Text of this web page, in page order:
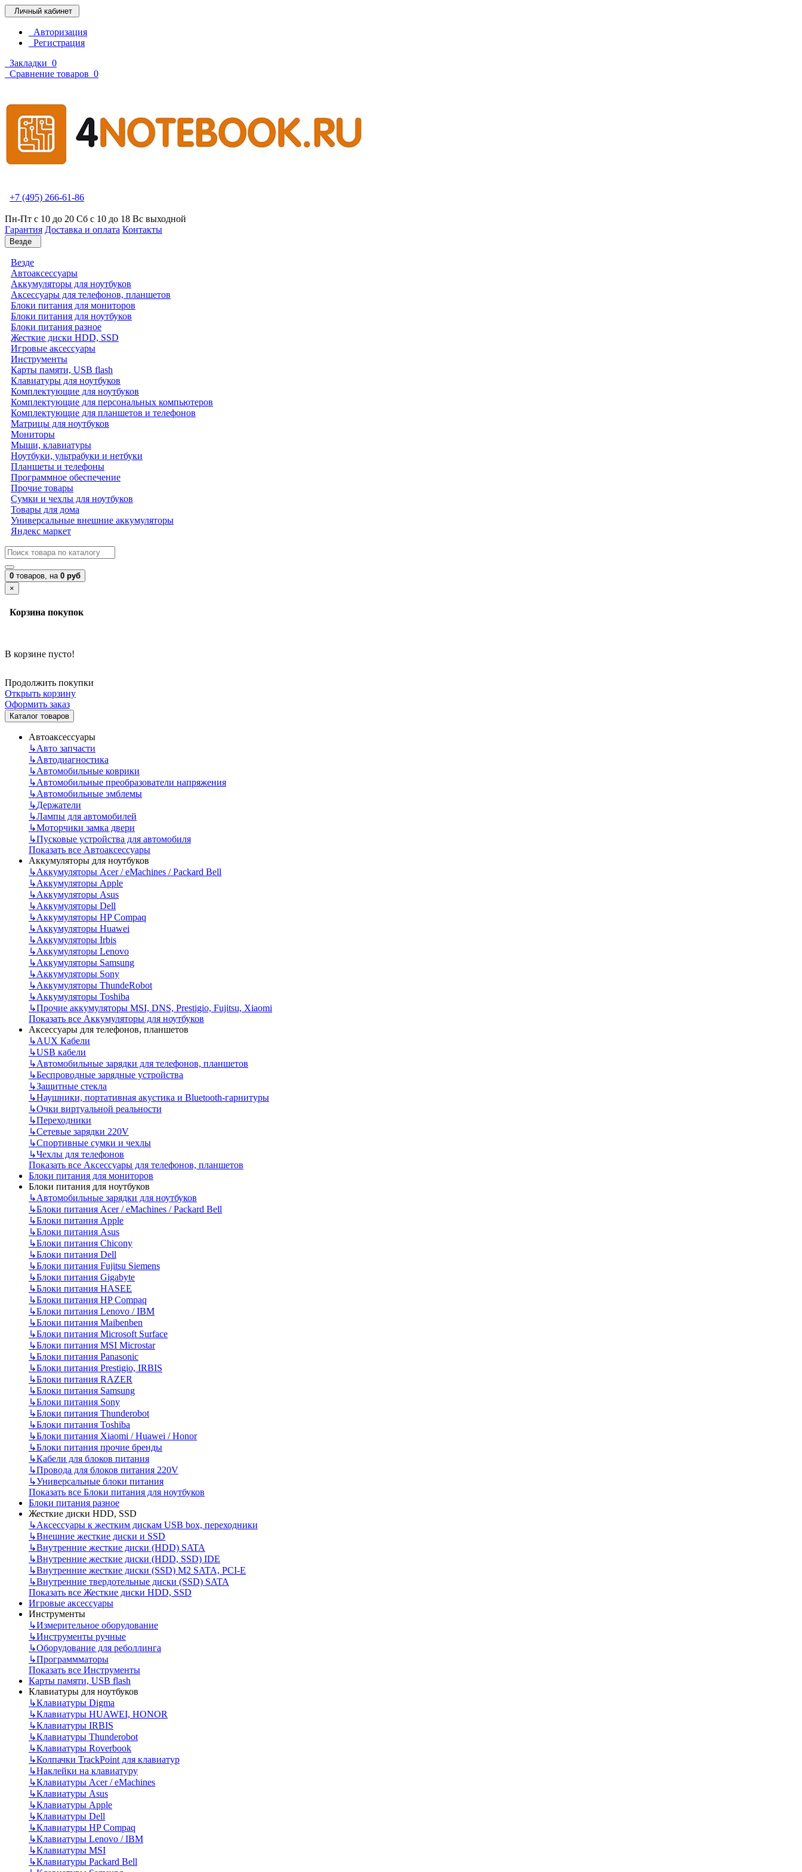
Личный кабинет
Авторизация
Регистрация
Закладки 0
Сравнение товаров 0
+7 (495) 266-61-86
Пн-Пт с 10 до 20 Сб с 10 до 18 Вс выходной
Гарантия Доставка и оплата Контакты
Везде
Везде
Автоаксессуары
Аккумуляторы для ноутбуков
Аксессуары для телефонов, планшетов
Блоки питания для мониторов
Блоки питания для ноутбуков
Блоки питания разное
Жесткие диски HDD, SSD
Игровые аксессуары
Инструменты
Карты памяти, USB flash
Клавиатуры для ноутбуков
Комплектующие для ноутбуков
Комплектующие для персональных компьютеров
Комплектующие для планшетов и телефонов
Матрицы для ноутбуков
Мониторы
Мыши, клавиатуры
Ноутбуки, ультрабуки и нетбуки
Планшеты и телефоны
Программное обеспечение
Прочие товары
Сумки и чехлы для ноутбуков
Товары для дома
Универсальные внешние аккумуляторы
Яндекс маркет
0 товаров, на 0 руб
×
Корзина покупок
В корзине пусто!
Продолжить покупки
Открыть корзину
Оформить заказ
Каталог товаров
Автоаксессуары
↳Авто запчасти
↳Автодиагностика
↳Автомобильные коврики
↳Автомобильные преобразователи напряжения
↳Автомобильные эмблемы
↳Держатели
↳Лампы для автомобилей
↳Моторчики замка двери
↳Пусковые устройства для автомобиля
Показать все Автоаксессуары
Аккумуляторы для ноутбуков
↳Аккумуляторы Acer / eMachines / Packard Bell
↳Аккумуляторы Apple
↳Аккумуляторы Asus
↳Аккумуляторы Dell
↳Аккумуляторы HP Compaq
↳Аккумуляторы Huawei
↳Аккумуляторы Irbis
↳Аккумуляторы Lenovo
↳Аккумуляторы Samsung
↳Аккумуляторы Sony
↳Аккумуляторы ThundeRobot
↳Аккумуляторы Toshiba
↳Прочие аккумуляторы MSI, DNS, Prestigio, Fujitsu, Xiaomi
Показать все Аккумуляторы для ноутбуков
Аксессуары для телефонов, планшетов
↳AUX Кабели
↳USB кабели
↳Автомобильные зарядки для телефонов, планшетов
↳Беспроводные зарядные устройства
↳Защитные стекла
↳Наушники, портативная акустика и Bluetooth-гарнитуры
↳Очки виртуальной реальности
↳Переходники
↳Сетевые зарядки 220V
↳Спортивные сумки и чехлы
↳Чехлы для телефонов
Показать все Аксессуары для телефонов, планшетов
Блоки питания для мониторов
Блоки питания для ноутбуков
↳Автомобильные зарядки для ноутбуков
↳Блоки питания Acer / eMachines / Packard Bell
↳Блоки питания Apple
↳Блоки питания Asus
↳Блоки питания Chicony
↳Блоки питания Dell
↳Блоки питания Fujitsu Siemens
↳Блоки питания Gigabyte
↳Блоки питания HASEE
↳Блоки питания HP Compaq
↳Блоки питания Lenovo / IBM
↳Блоки питания Maibenben
↳Блоки питания Microsoft Surface
↳Блоки питания MSI Microstar
↳Блоки питания Panasonic
↳Блоки питания Prestigio, IRBIS
↳Блоки питания RAZER
↳Блоки питания Samsung
↳Блоки питания Sony
↳Блоки питания Thunderobot
↳Блоки питания Toshiba
↳Блоки питания Xiaomi / Huawei / Honor
↳Блоки питания прочие бренды
↳Кабели для блоков питания
↳Провода для блоков питания 220V
↳Универсальные блоки питания
Показать все Блоки питания для ноутбуков
Блоки питания разное
Жесткие диски HDD, SSD
↳Аксессуары к жестким дискам USB box, переходники
↳Внешние жесткие диски и SSD
↳Внутренние жесткие диски (HDD) SATA
↳Внутренние жесткие диски (HDD, SSD) IDE
↳Внутренние жесткие диски (SSD) M2 SATA, PCI-E
↳Внутренние твердотельные диски (SSD) SATA
Показать все Жесткие диски HDD, SSD
Игровые аксессуары
Инструменты
↳Измерительное оборудование
↳Инструменты ручные
↳Оборудование для реболлинга
↳Программматоры
Показать все Инструменты
Карты памяти, USB flash
Клавиатуры для ноутбуков
↳Клавиатуры Digma
↳Клавиатуры HUAWEI, HONOR
↳Клавиатуры IRBIS
↳Клавиатуры Thunderobot
↳Клавиатуры Roverbook
↳Колпачки TrackPoint для клавиатур
↳Наклейки на клавиатуру
↳Клавиатуры Acer / eMachines
↳Клавиатуры Asus
↳Клавиатуры Apple
↳Клавиатуры Dell
↳Клавиатуры HP Compaq
↳Клавиатуры Lenovo / IBM
↳Клавиатуры MSI
↳Клавиатуры Packard Bell